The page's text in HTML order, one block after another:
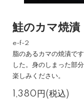
鮭のカマ焼
e-f-2
脂のあるカマの焼漬で
した。身のしまった部
楽しみください。
1,380円(税込)